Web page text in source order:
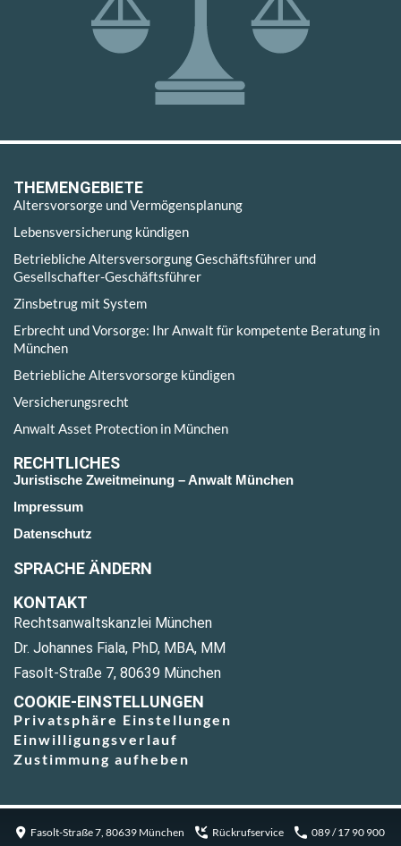
THEMENGEBIETE
Altersvorsorge und Vermögensplanung
Lebensversicherung kündigen
Betriebliche Altersversorgung Geschäftsführer und
Gesellschafter-Geschäftsführer
Zinsbetrug mit System
Erbrecht und Vorsorge: Ihr Anwalt für kompetente Beratung in
München
Betriebliche Altersvorsorge kündigen
Versicherungsrecht
Anwalt Asset Protection in München
RECHTLICHES
Juristische Zweitmeinung – Anwalt München
Impressum
Datenschutz
SPRACHE ÄNDERN
KONTAKT
Rechtsanwaltskanzlei München
Dr. Johannes Fiala, PhD, MBA, MM
Fasolt-Straße 7, 80639 München
COOKIE-EINSTELLUNGEN
Privatsphäre Einstellungen
Einwilligungsverlauf
Zustimmung aufheben
Fasolt-Straße 7, 80639 München Rückrufservice 089 / 17 90 900